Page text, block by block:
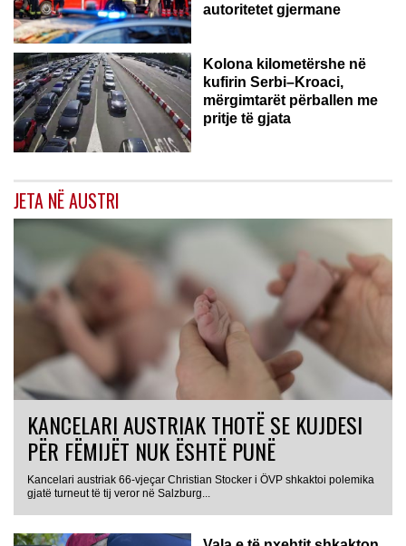
autoritetet gjermane
Kolona kilometërshe në
kufirin Serbi–Kroaci,
mërgimtarët përballen me
pritje të gjata
JETA NË AUSTRI
KANCELARI AUSTRIAK THOTË SE KUJDESI
PËR FËMIJËT NUK ËSHTË PUNË
Kancelari austriak 66-vjeçar Christian Stocker i ÖVP shkaktoi polemika
gjatë turneut të tij veror në Salzburg...